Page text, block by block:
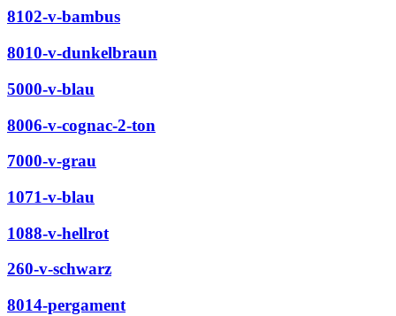
8102-v-bambus
8010-v-dunkelbraun
5000-v-blau
8006-v-cognac-2-ton
7000-v-grau
1071-v-blau
1088-v-hellrot
260-v-schwarz
8014-pergament